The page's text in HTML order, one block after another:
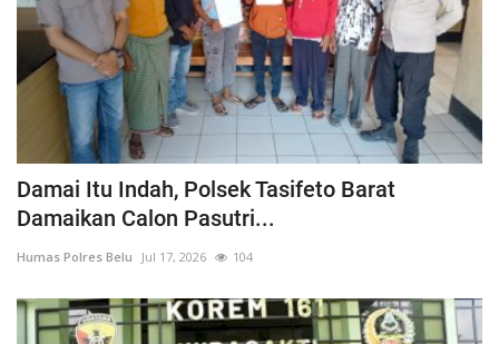
Damai Itu Indah, Polsek Tasifeto Barat
Damaikan Calon Pasutri...
Humas Polres Belu Jul 17, 2026 104